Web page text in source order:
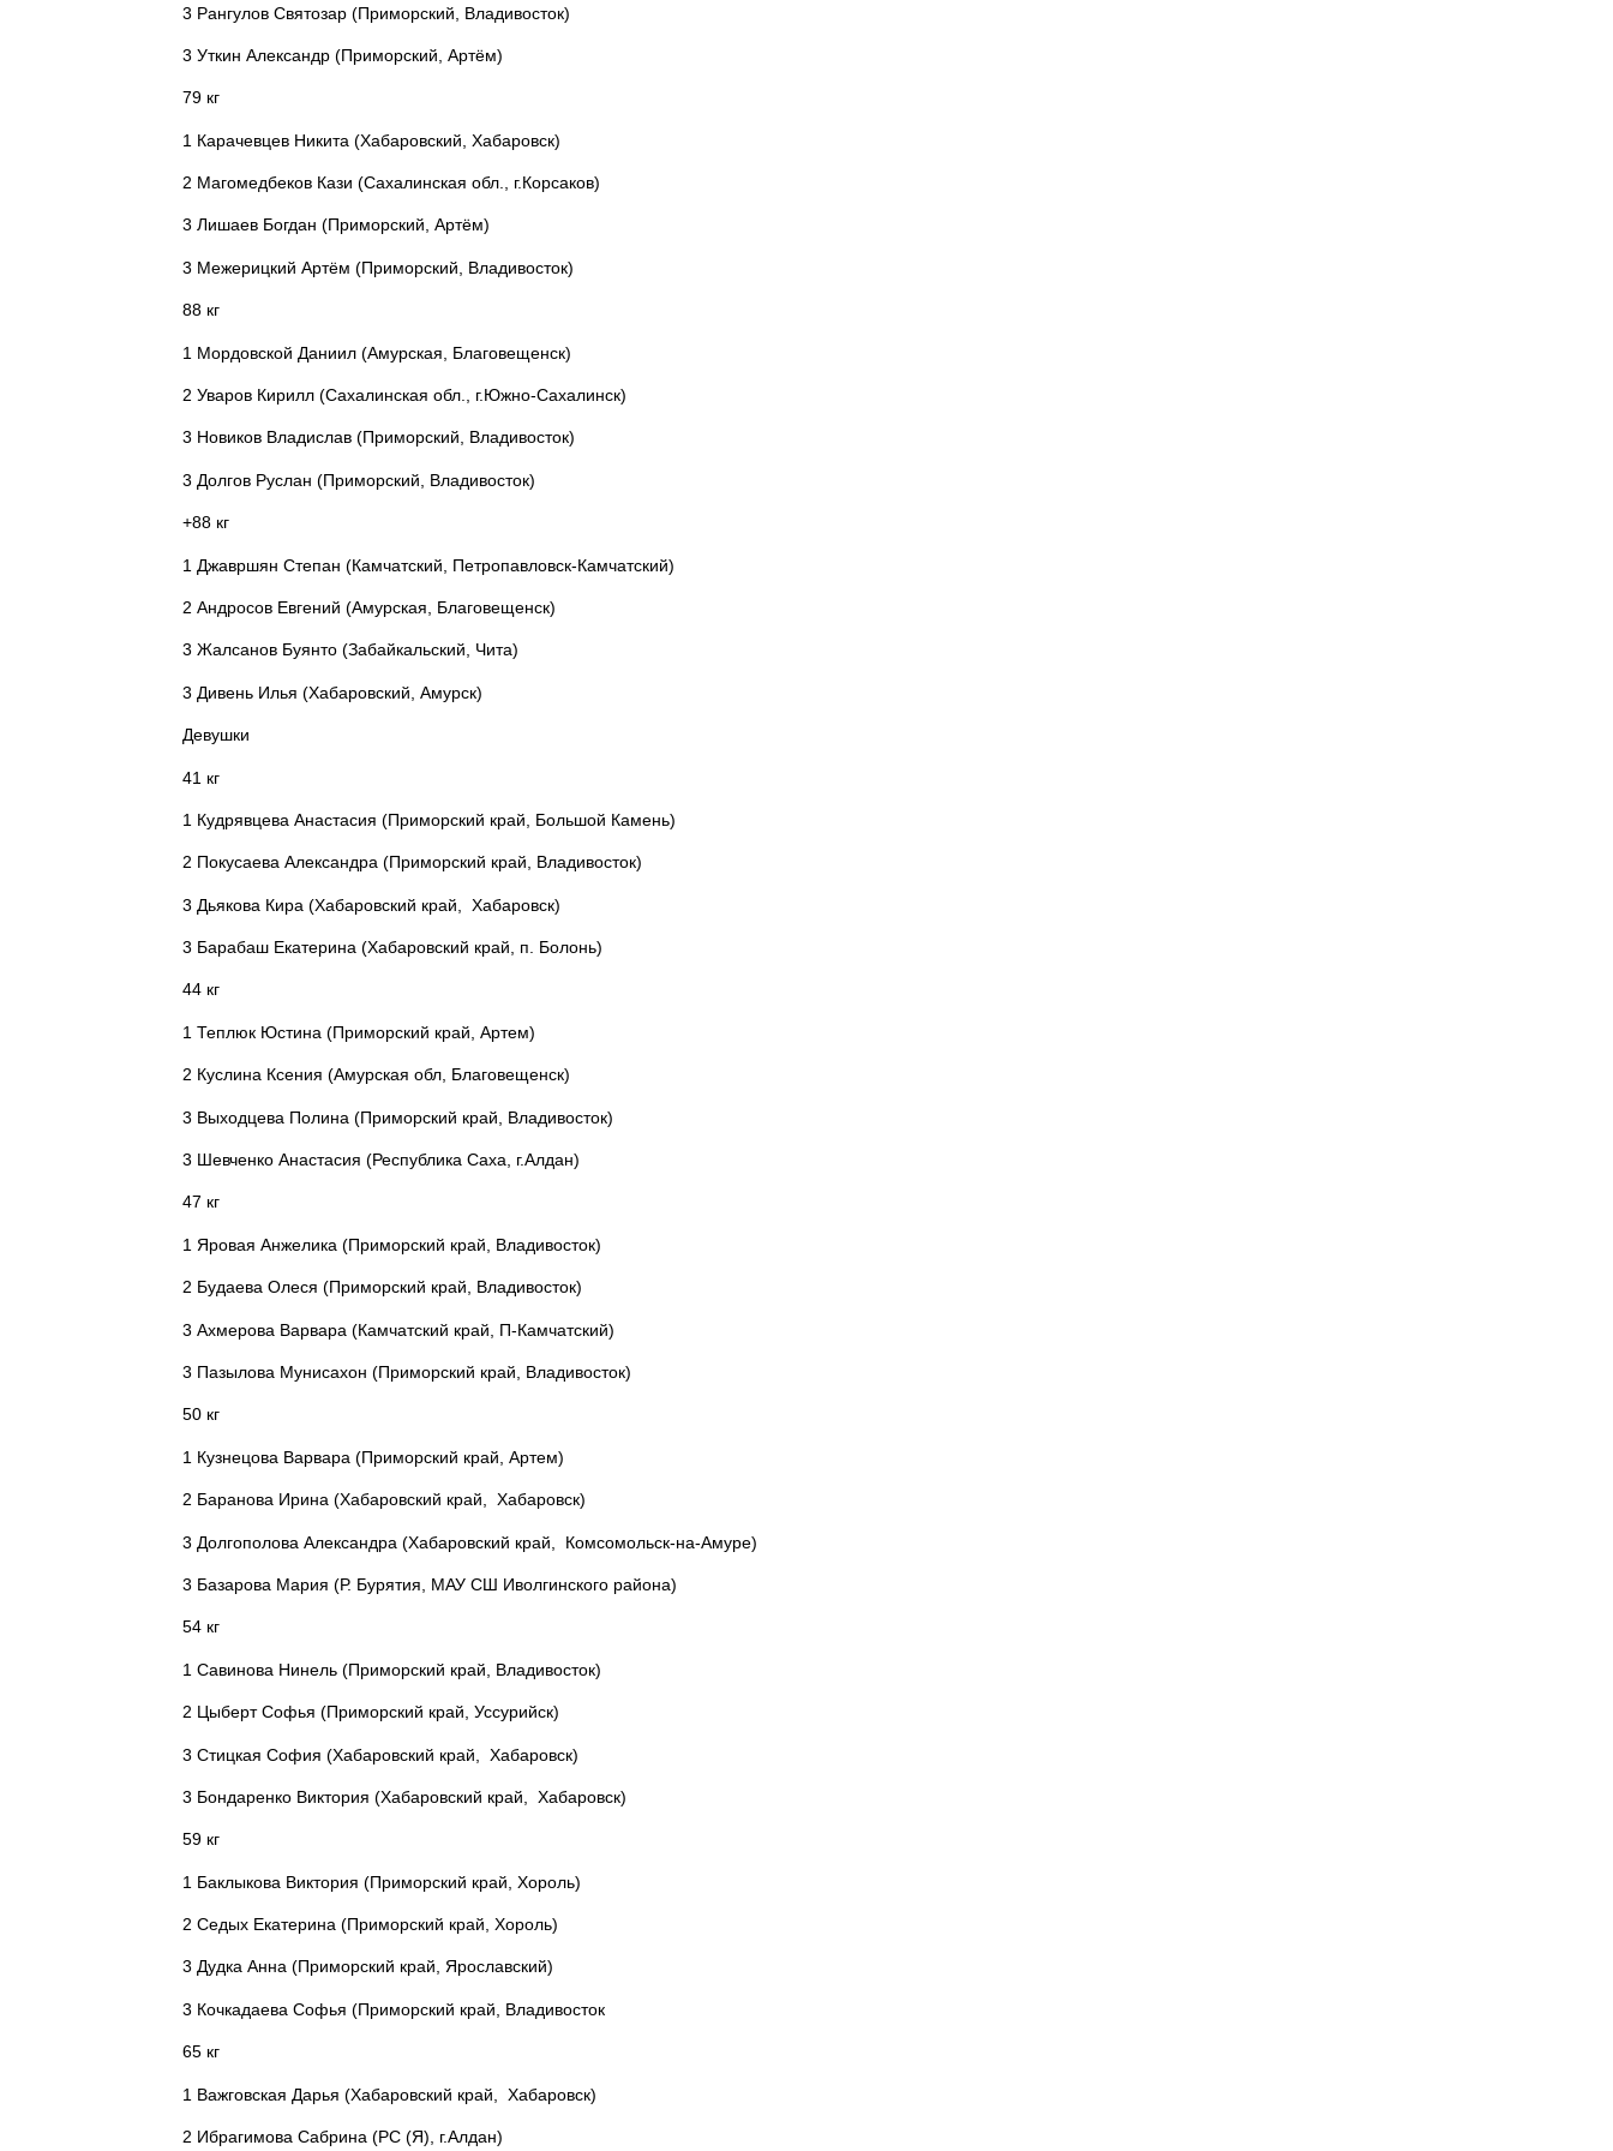
3 Рангулов Святозар (Приморский, Владивосток)
3 Уткин Александр (Приморский, Артём)
79 кг
1 Карачевцев Никита (Хабаровский, Хабаровск)
2 Магомедбеков Кази (Сахалинская обл., г.Корсаков)
3 Лишаев Богдан (Приморский, Артём)
3 Межерицкий Артём (Приморский, Владивосток)
88 кг
1 Мордовской Даниил (Амурская, Благовещенск)
2 Уваров Кирилл (Сахалинская обл., г.Южно-Сахалинск)
3 Новиков Владислав (Приморский, Владивосток)
3 Долгов Руслан (Приморский, Владивосток)
+88 кг
1 Джавршян Степан (Камчатский, Петропавловск-Камчатский)
2 Андросов Евгений (Амурская, Благовещенск)
3 Жалсанов Буянто (Забайкальский, Чита)
3 Дивень Илья (Хабаровский, Амурск)
Девушки
41 кг
1 Кудрявцева Анастасия (Приморский край, Большой Камень)
2 Покусаева Александра (Приморский край, Владивосток)
3 Дьякова Кира (Хабаровский край, Хабаровск)
3 Барабаш Екатерина (Хабаровский край, п. Болонь)
44 кг
1 Теплюк Юстина (Приморский край, Артем)
2 Куслина Ксения (Амурская обл, Благовещенск)
3 Выходцева Полина (Приморский край, Владивосток)
3 Шевченко Анастасия (Республика Саха, г.Алдан)
47 кг
1 Яровая Анжелика (Приморский край, Владивосток)
2 Будаева Олеся (Приморский край, Владивосток)
3 Ахмерова Варвара (Камчатский край, П-Камчатский)
3 Пазылова Мунисахон (Приморский край, Владивосток)
50 кг
1 Кузнецова Варвара (Приморский край, Артем)
2 Баранова Ирина (Хабаровский край, Хабаровск)
3 Долгополова Александра (Хабаровский край, Комсомольск-на-Амуре)
3 Базарова Мария (Р. Бурятия, МАУ СШ Иволгинского района)
54 кг
1 Савинова Нинель (Приморский край, Владивосток)
2 Цыберт Софья (Приморский край, Уссурийск)
3 Стицкая София (Хабаровский край, Хабаровск)
3 Бондаренко Виктория (Хабаровский край, Хабаровск)
59 кг
1 Баклыкова Виктория (Приморский край, Хороль)
2 Седых Екатерина (Приморский край, Хороль)
3 Дудка Анна (Приморский край, Ярославский)
3 Кочкадаева Софья (Приморский край, Владивосток
65 кг
1 Важговская Дарья (Хабаровский край, Хабаровск)
2 Ибрагимова Сабрина (РС (Я), г.Алдан)